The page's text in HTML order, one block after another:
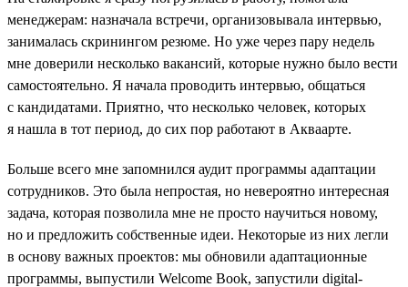
менеджерам: назначала встречи, организовывала интервью,
занималась скринингом резюме. Но уже через пару недель
мне доверили несколько вакансий, которые нужно было вести
самостоятельно. Я начала проводить интервью, общаться
с кандидатами. Приятно, что несколько человек, которых
я нашла в тот период, до сих пор работают в Акваарте.
Больше всего мне запомнился аудит программы адаптации
сотрудников. Это была непростая, но невероятно интересная
задача, которая позволила мне не просто научиться новому,
но и предложить собственные идеи. Некоторые из них легли
в основу важных проектов: мы обновили адаптационные
программы, выпустили Welcome Book, запустили digital-